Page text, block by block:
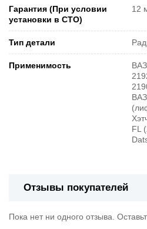
Гарантия (При условии
установки в СТО)
12
Тип детали
Применимость
FL
Отзывы покупателей
Пока нет ни одного отзыва.